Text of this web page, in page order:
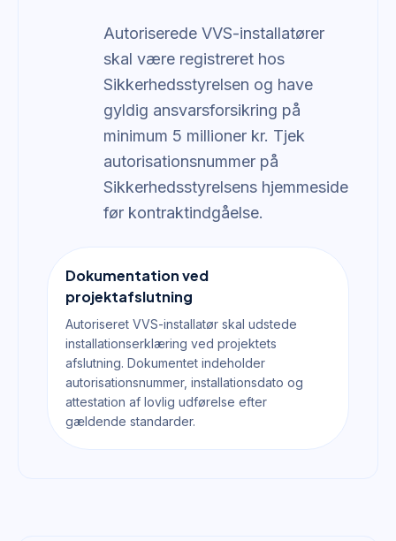
Autoriserede VVS-installatører
skal være registreret hos
Sikkerhedsstyrelsen og have
gyldig ansvarsforsikring på
minimum 5 millioner kr. Tjek
autorisationsnummer på
Sikkerhedsstyrelsens hjemmeside
før kontraktindgåelse.
Dokumentation ved
projektafslutning
Autoriseret VVS-installatør skal udstede
installationserklæring ved projektets
afslutning. Dokumentet indeholder
autorisationsnummer, installationsdato og
attestation af lovlig udførelse efter
gældende standarder.